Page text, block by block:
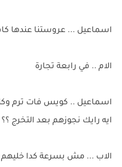
اسماعيل ... عروستنا عندها
الام .. في رابعة تجارة
اسماعيل .. كويس فات ترم
ايه رايك نجوزهم بعد التخرج ؟؟
الاب ... مش بسرعة كدا